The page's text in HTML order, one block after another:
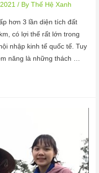
/ ByThế Hệ Xanh
hơn 3 lần diện tích đất
có lợi thế rất lớn trong
nhập kinh tế quốc tế. Tuy
năng là những thách …